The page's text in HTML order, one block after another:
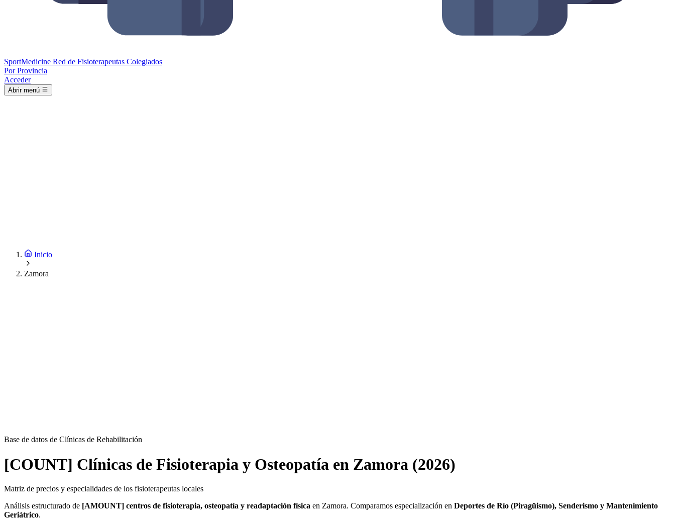
SportMedicine Red de Fisioterapeutas Colegiados
Por Provincia
Acceder
Abrir menú
Inicio
Zamora
Base de datos de Clínicas de Rehabilitación
[COUNT] Clínicas de Fisioterapia y Osteopatía en Zamora (2026)
Matriz de precios y especialidades de los fisioterapeutas locales
Análisis estructurado de [AMOUNT] centros de fisioterapia, osteopatía y readaptación física en Zamora. Comparamos especialización en Deportes de Río (Piragüismo), Senderismo y Mantenimiento
Geriátrico.